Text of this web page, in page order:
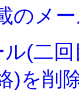
のメ
(二
)を削